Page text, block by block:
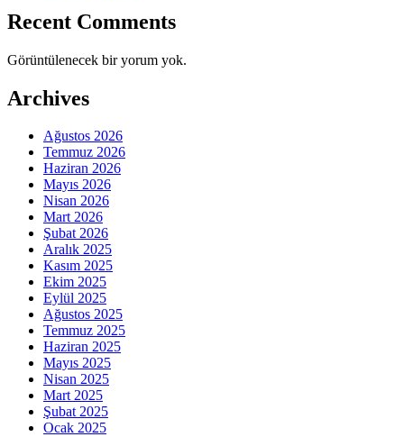
Recent Comments
Görüntülenecek bir yorum yok.
Archives
Ağustos 2026
Temmuz 2026
Haziran 2026
Mayıs 2026
Nisan 2026
Mart 2026
Şubat 2026
Aralık 2025
Kasım 2025
Ekim 2025
Eylül 2025
Ağustos 2025
Temmuz 2025
Haziran 2025
Mayıs 2025
Nisan 2025
Mart 2025
Şubat 2025
Ocak 2025